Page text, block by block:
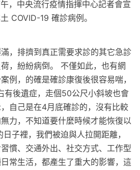
，中央流行疫情指揮中心記者會宣
COVID-19 確診病例。
，排擠到真正需要求診的其它急診
，紛紛病倒。 不僅如此，也有網
例，的確是確診康復後很容易喘，
有後遺症，走個50公尺小斜坡也會
自己是在4月底確診的，沒有比較
力，不知道要什麼時候才能恢復以
子裡，我們被迫與人拉開距離，
慣、交通外出、社交方式、工作型
常生活，都產生了重大的影響，這